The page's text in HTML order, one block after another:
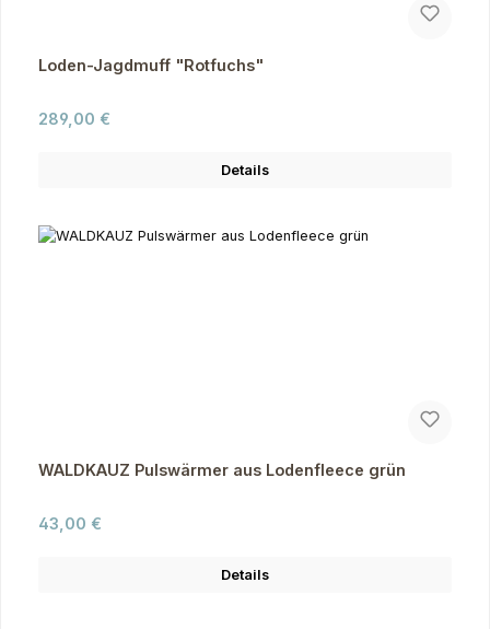
Loden-Jagdmuff "Rotfuchs"
Regulärer Preis:
289,00 €
Details
WALDKAUZ Pulswärmer aus Lodenfleece grün
Regulärer Preis:
43,00 €
Details